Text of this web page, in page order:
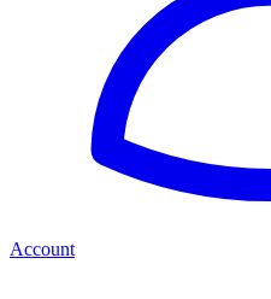
Account